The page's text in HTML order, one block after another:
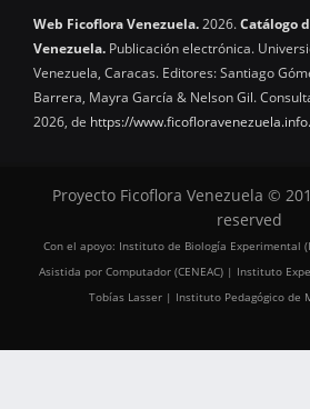
Web Ficoflora Venezuela.2026.Catálogo
Venezuela. Publicación electrónica.
Venezuela, Caracas. Editores: Santiago
Barrera, Mayra García & Nelson Gil.
2026, de https://
Proyecto Ficoflora Venezuela ©
reserved
Con el apoyo: Instituto de Biología Experimental
Asistida por Computador (CENEAC) | Instituto
Tobías Lasser | Instituto Pedagógico de